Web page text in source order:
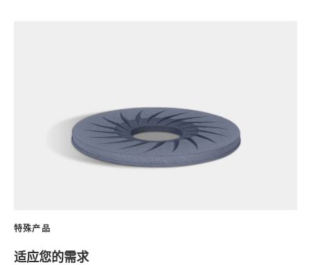
特殊产品
适应您的需求